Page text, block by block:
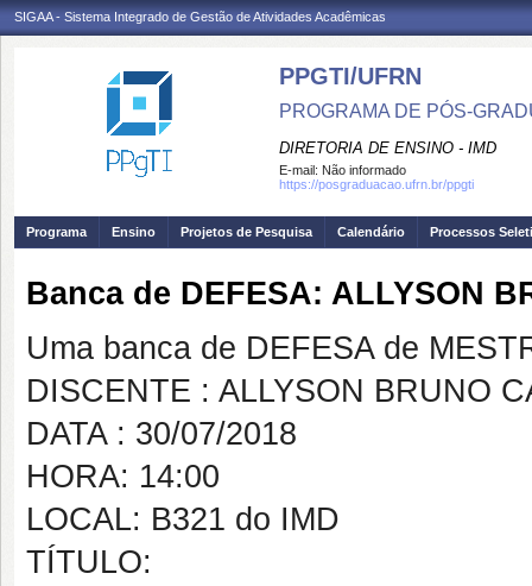
SIGAA - Sistema Integrado de Gestão de Atividades Acadêmicas
PPGTI/UFRN
PROGRAMA DE PÓS-
DIRETORIA DE ENSINO - IMD
E-mail: Não informado
https://posgraduacao.ufrn.br/ppgti
Programa Ensino Projetos de Pesquisa Calendário Processos
Banca de DEFESA: ALLYSON
Uma banca de DEFESA de
DISCENTE : ALLYSON BRUNO
DATA : 30/07/2018
HORA: 14:00
LOCAL: B321 do IMD
TÍTULO: